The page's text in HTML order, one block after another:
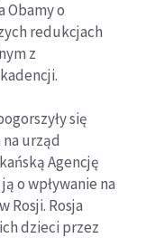
Obamy o
redukcjach
z
się
urząd
Agencję
o wpływanie na
Rosji. Rosja
dzieci przez